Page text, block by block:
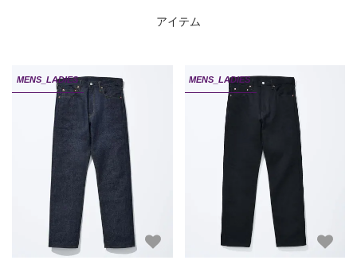
アイテム
MENS_LADIES MENS_LADIES